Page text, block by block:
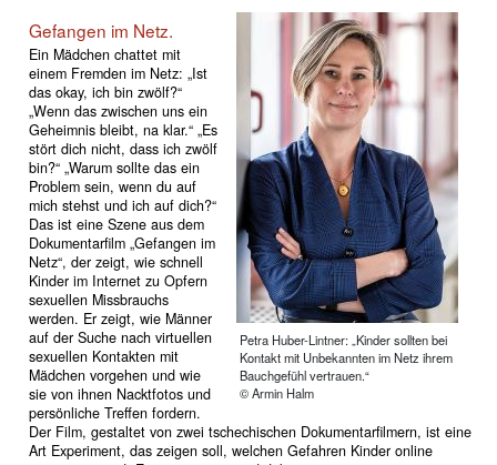
Petra Huber-Lintner: „Kinder sollten bei
Kontakt mit Unbekannten im Netz ihrem
Bauchgefühl vertrauen.“
© Armin Halm
Gefangen im Netz.
Ein Mädchen chattet mit
einem Fremden im Netz: „Ist
das okay, ich bin zwölf?“
„Wenn das zwischen uns ein
Geheimnis bleibt, na klar.“ „Es
stört dich nicht, dass ich zwölf
bin?“ „Warum sollte das ein
Problem sein, wenn du auf
mich stehst und ich auf dich?“
Das ist eine Szene aus dem
Dokumentarfilm „Gefangen im
Netz“, der zeigt, wie schnell
Kinder im Internet zu Opfern
sexuellen Miss­brauchs
werden. Er zeigt, wie Männer
auf der Suche nach virtuellen
sexuellen Kontakten mit
Mädchen vorgehen und wie
sie von ihnen Nacktfotos und
persönliche Treffen fordern.
Der Film, gestaltet von zwei tschechischen Dokumentarfilmern, ist eine
Art Experiment, das zeigen soll, welchen Gefahren Kinder online